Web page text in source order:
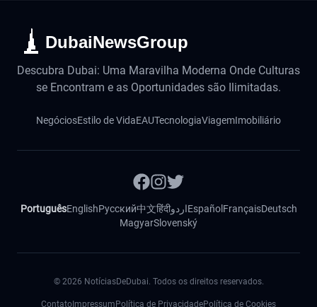
DubaiNewsGroup
Descubra Dubai: Uma Maravilha Moderna Onde Culturas
se Encontram e as Oportunidades são Ilimitadas.
NegóciosEstilo de VidaEAUTecnologiaViagemImobiliário
PortuguêsEnglishРусский中文हिंदीاردوEspañol FrançaisDeutsch
MagyarSlovenský
© 2026 NotíciasDeDubai. Todos os direitos reservados.
Contato Impressum Política de PrivacidadePolítica de Cookies